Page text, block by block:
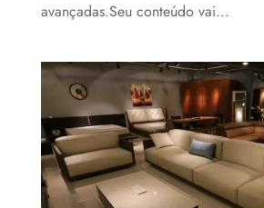
avançadas.Seu conteúdo vai...